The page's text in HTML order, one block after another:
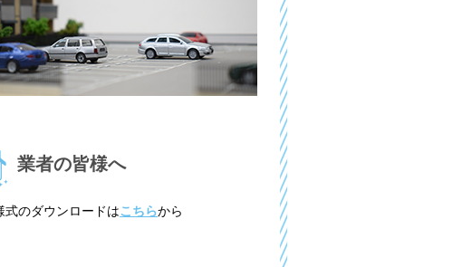
業者の皆様へ
式のダウンロードはこちらから